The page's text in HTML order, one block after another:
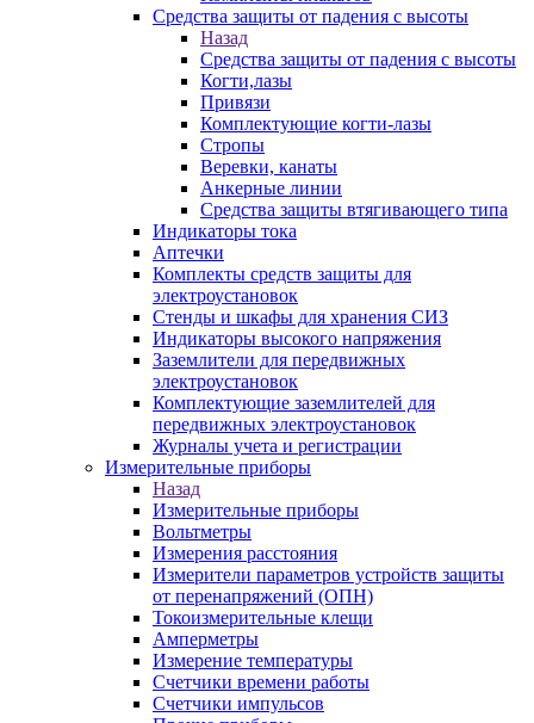
Средства защиты от падения с высоты
Назад
Средства защиты от падения с высоты
Когти,лазы
Привязи
Комплектующие когти-лазы
Стропы
Веревки, канаты
Анкерные линии
Средства защиты втягивающего типа
Индикаторы тока
Аптечки
Комплекты средств защиты для
электроустановок
Стенды и шкафы для хранения СИЗ
Индикаторы высокого напряжения
Заземлители для передвижных
электроустановок
Комплектующие заземлителей для
передвижных электроустановок
Журналы учета и регистрации
Измерительные приборы
Назад
Измерительные приборы
Вольтметры
Измерения расстояния
Измерители параметров устройств защиты
от перенапряжений (ОПН)
Токоизмерительные клещи
Амперметры
Измерение температуры
Счетчики времени работы
Счетчики импульсов